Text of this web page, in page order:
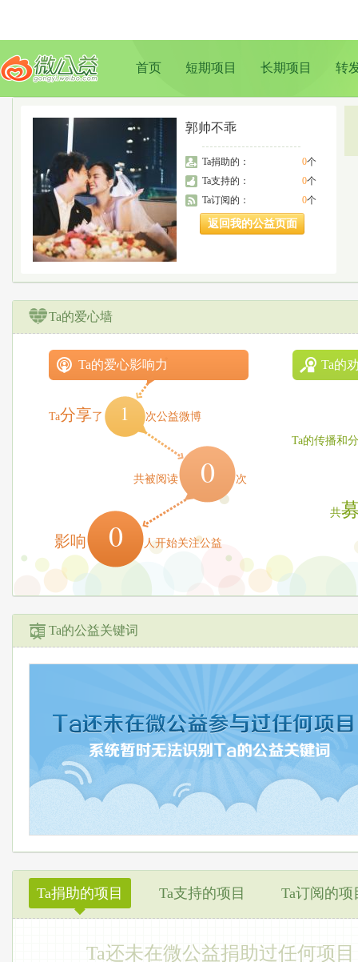
首页 短期项目 长期项目 转
郭帅不乖
0个
Ta捐助的：
0个
Ta支持的：
0个
Ta订阅的：
返回我的公益页面
Ta的爱心墙
Ta的爱心影响力
Ta分享了 1 次公益微博
共被阅读 0 次
影响 0 人开始关注公益
Ta的
Ta的传播和
共
Ta的公益关键词
Ta捐助的项目
◆
Ta支持的项目 Ta订阅的项
Ta还未在微公益捐助过任何项目